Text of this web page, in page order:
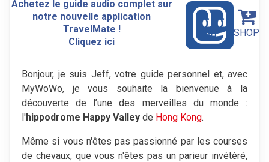
Achetez le guide audio complet sur
notre nouvelle application
TravelMate !
Cliquez ici
SHOP
Bonjour, je suis Jeff, votre guide personnel et, avec
MyWoWo, je vous souhaite la bienvenue à la
découverte de l’une des merveilles du monde :
l'hippodrome Happy Valley de Hong Kong.
Même si vous n'êtes pas passionné par les courses
de chevaux, que vous n'êtes pas un parieur invétéré,